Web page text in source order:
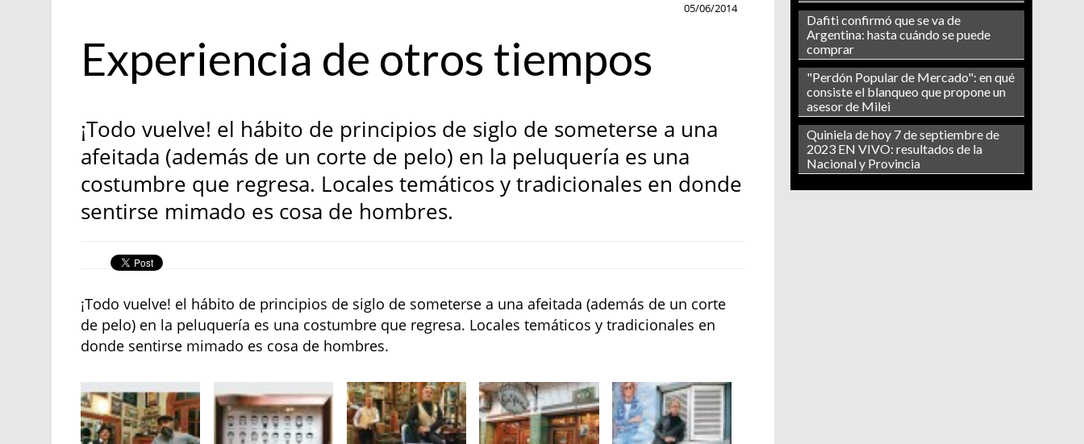
Dafiti confirmó que se va de
Argentina: hasta cuándo se puede
comprar
"Perdón Popular de Mercado": en qué
consiste el blanqueo que propone un
asesor de Milei
Quiniela de hoy 7 de septiembre de
2023 EN VIVO: resultados de la
Nacional y Provincia
05/06/2014
Experiencia de otros tiempos
¡Todo vuelve! el hábito de principios de siglo de someterse a una
afeitada (además de un corte de pelo) en la peluquería es una
costumbre que regresa. Locales temáticos y tradicionales en donde
sentirse mimado es cosa de hombres.
¡Todo vuelve! el hábito de principios de siglo de someterse a una afeitada (además de un corte
de pelo) en la peluquería es una costumbre que regresa. Locales temáticos y tradicionales en
donde sentirse mimado es cosa de hombres.